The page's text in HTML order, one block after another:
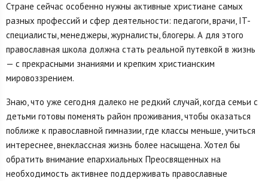
Стране сейчас особенно нужны активные христиане самых
разных профессий и сфер деятельности: педагоги, врачи, IT-
специалисты, менеджеры, журналисты, блогеры. А для этого
православная школа должна стать реальной путевкой в жизнь
— с прекрасными знаниями и крепким христианским
мировоззрением.
Знаю, что уже сегодня далеко не редкий случай, когда семьи с
детьми готовы поменять район проживания, чтобы оказаться
поближе к православной гимназии, где классы меньше, учиться
интереснее, внеклассная жизнь более насыщена. Хотел бы
обратить внимание епархиальных Преосвященных на
необходимость активнее поддерживать православные